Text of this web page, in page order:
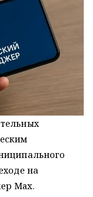
на
Мax.